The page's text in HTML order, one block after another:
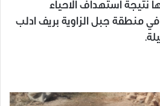
استهداف الاحياء
منطقة جبل الزاوية بريف ادلب